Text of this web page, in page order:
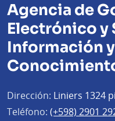
Agencia de
Electrónico y
Información
Dirección: Liniers 1324
Teléfono: (+598) 2901